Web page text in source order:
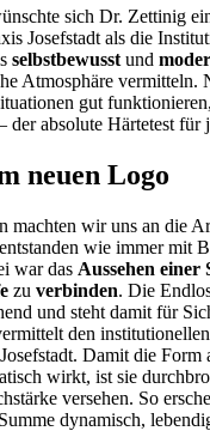
sich Dr. Zettinig
Josefstadt als die
selbstbewusst und
Atmosphäre vermitteln.
gut
absolute Härtetest für
neuen Logo
machten wir uns an die
wie immer mit
war das Aussehen einer
zu verbinden. Die
und steht damit für
den
Damit die Form
wirkt, ist sie
versehen. So
dynamisch,